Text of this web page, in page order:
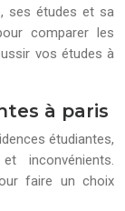
ses études et sa
comparer les
vos études à
à paris
étudiantes,
inconvénients.
faire un choix